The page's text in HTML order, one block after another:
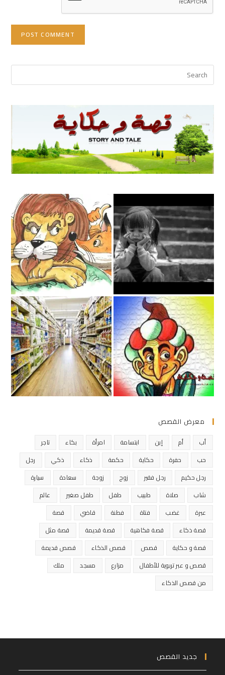
معرض القصص
أب أم إبن ابتسامة امرأة بكاء
تاجر
حب
حفرة حكاية حكمة ذكاء ذكي
رجل
رجل حكيم
رجل فقير زوج زوجة سعادة
سيارة
شاب
صلاة طبيب طفل طفل صغير
عالم
عبرة
غضب فتاة فطنة قاضي
قصة
قصة ذكاء
قصة فكاهية قصة قديمة
قصة مثل
قصة و حكاية
قصص قصص الذكاء
قصص قديمة
قصص و عبر تربوية للأطفال
مزارع مسجد
ملك
من قصص الذكاء
جديد القصص